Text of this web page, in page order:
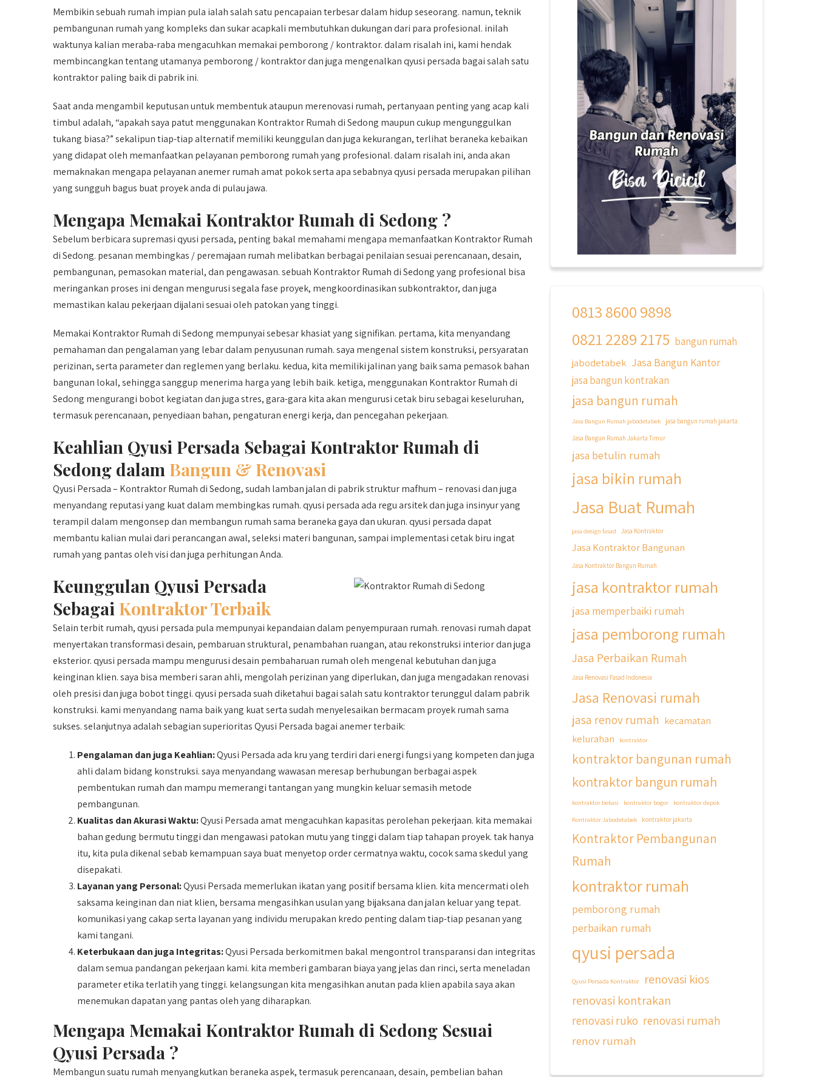
Membikin sebuah rumah impian pula ialah salah satu pencapaian terbesar dalam hidup seseorang. namun, teknik
pembangunan rumah yang kompleks dan sukar acapkali membutuhkan dukungan dari para profesional. inilah
waktunya kalian meraba-raba mengacuhkan memakai pemborong / kontraktor. dalam risalah ini, kami hendak
membincangkan tentang utamanya pemborong / kontraktor dan juga mengenalkan qyusi persada bagai salah satu
kontraktor paling baik di pabrik ini.
Saat anda mengambil keputusan untuk membentuk ataupun merenovasi rumah, pertanyaan penting yang acap kali
timbul adalah, “apakah saya patut menggunakan Kontraktor Rumah di Sedong maupun cukup mengunggulkan
tukang biasa?” sekalipun tiap-tiap alternatif memiliki keunggulan dan juga kekurangan, terlihat beraneka kebaikan
yang didapat oleh memanfaatkan pelayanan pemborong rumah yang profesional. dalam risalah ini, anda akan
memaknakan mengapa pelayanan anemer rumah amat pokok serta apa sebabnya qyusi persada merupakan pilihan
yang sungguh bagus buat proyek anda di pulau jawa.
Mengapa Memakai Kontraktor Rumah di Sedong ?
Sebelum berbicara supremasi qyusi persada, penting bakal memahami mengapa memanfaatkan Kontraktor Rumah
di Sedong. pesanan membingkas / peremajaan rumah melibatkan berbagai penilaian sesuai perencanaan, desain,
pembangunan, pemasokan material, dan pengawasan. sebuah Kontraktor Rumah di Sedong yang profesional bisa
meringankan proses ini dengan mengurusi segala fase proyek, mengkoordinasikan subkontraktor, dan juga
memastikan kalau pekerjaan dijalani sesuai oleh patokan yang tinggi.
Memakai Kontraktor Rumah di Sedong mempunyai sebesar khasiat yang signifikan. pertama, kita menyandang
pemahaman dan pengalaman yang lebar dalam penyusunan rumah. saya mengenal sistem konstruksi, persyaratan
perizinan, serta parameter dan reglemen yang berlaku. kedua, kita memiliki jalinan yang baik sama pemasok bahan
bangunan lokal, sehingga sanggup menerima harga yang lebih baik. ketiga, menggunakan Kontraktor Rumah di
Sedong mengurangi bobot kegiatan dan juga stres, gara-gara kita akan mengurusi cetak biru sebagai keseluruhan,
termasuk perencanaan, penyediaan bahan, pengaturan energi kerja, dan pencegahan pekerjaan.
Keahlian Qyusi Persada Sebagai Kontraktor Rumah di
Sedong dalam Bangun & Renovasi
Qyusi Persada – Kontraktor Rumah di Sedong, sudah lamban jalan di pabrik struktur mafhum – renovasi dan juga
menyandang reputasi yang kuat dalam membingkas rumah. qyusi persada ada regu arsitek dan juga insinyur yang
terampil dalam mengonsep dan membangun rumah sama beraneka gaya dan ukuran. qyusi persada dapat
membantu kalian mulai dari perancangan awal, seleksi materi bangunan, sampai implementasi cetak biru ingat
rumah yang pantas oleh visi dan juga perhitungan Anda.
Keunggulan Qyusi Persada
Sebagai Kontraktor Terbaik
Selain terbit rumah, qyusi persada pula mempunyai kepandaian dalam penyempuraan rumah. renovasi rumah dapat
menyertakan transformasi desain, pembaruan struktural, penambahan ruangan, atau rekonstruksi interior dan juga
eksterior. qyusi persada mampu mengurusi desain pembaharuan rumah oleh mengenal kebutuhan dan juga
keinginan klien. saya bisa memberi saran ahli, mengolah perizinan yang diperlukan, dan juga mengadakan renovasi
oleh presisi dan juga bobot tinggi. qyusi persada suah diketahui bagai salah satu kontraktor terunggul dalam pabrik
konstruksi. kami menyandang nama baik yang kuat serta sudah menyelesaikan bermacam proyek rumah sama
sukses. selanjutnya adalah sebagian superioritas Qyusi Persada bagai anemer terbaik:
Pengalaman dan juga Keahlian:Qyusi Persada ada kru yang terdiri dari energi fungsi yang kompeten dan juga
ahli dalam bidang konstruksi. saya menyandang wawasan meresap berhubungan berbagai aspek
pembentukan rumah dan mampu memerangi tantangan yang mungkin keluar semasih metode
pembangunan.
Kualitas dan Akurasi Waktu:Qyusi Persada amat mengacuhkan kapasitas perolehan pekerjaan. kita memakai
bahan gedung bermutu tinggi dan mengawasi patokan mutu yang tinggi dalam tiap tahapan proyek. tak hanya
itu, kita pula dikenal sebab kemampuan saya buat menyetop order cermatnya waktu, cocok sama skedul yang
disepakati.
Layanan yang Personal:Qyusi Persada memerlukan ikatan yang positif bersama klien. kita mencermati oleh
saksama keinginan dan niat klien, bersama mengasihkan usulan yang bijaksana dan jalan keluar yang tepat.
komunikasi yang cakap serta layanan yang individu merupakan kredo penting dalam tiap-tiap pesanan yang
kami tangani.
Keterbukaan dan juga Integritas:Qyusi Persada berkomitmen bakal mengontrol transparansi dan integritas
dalam semua pandangan pekerjaan kami. kita memberi gambaran biaya yang jelas dan rinci, serta meneladan
parameter etika terlatih yang tinggi. kelangsungan kita mengasihkan anutan pada klien apabila saya akan
menemukan dapatan yang pantas oleh yang diharapkan.
Mengapa Memakai Kontraktor Rumah di Sedong Sesuai
Qyusi Persada ?
Membangun suatu rumah menyangkutkan beraneka aspek, termasuk perencanaan, desain, pembelian bahan
Siapa yang udah masuk List untuk
Bangun dan Renovasi rumah Di
Cicilan ?? 🤗
Untuk informasi lebih lanjut terkait
program cicilan ini temen temen bisa
langsung klik link di bio yaa
#jasabangunrumahjakarta
#jasarenovasirumahjakarta
#kontraktorbangunan
#kontraktorbangunanrumah
#kontraktorbangunanjakarta
#kontraktorinteriorjakarta
#jasarenovasirumahbekasi
#jasadesainrumahmurah
#jasadesainrumahjakarta
#jasabangunrumahjabodetabek
@qyusipersada
Dalah satu hasil karya Qyusi
persada, merenovasi rumah biasa
jadi rumah mewah dengan budget
hasilnya...
#jasabangunrumahjakarta
#jasarenovasirumahjakarta
0813 8600 9898
0821 2289 2175 bangun rumah
jabodetabek Jasa Bangun Kantor
jasa bangun kontrakan
jasa bangun rumah
Jasa Bangun Rumah jabodetabek
jasa bangun rumah jakarta
Jasa Bangun Rumah Jakarta Timur
jasa betulin rumah
jasa bikin rumah
Jasa Buat Rumah
jasa design fasad Jasa Kontraktor
Jasa Kontraktor Bangunan
Jasa Kontraktor Bangun Rumah
jasa kontraktor rumah
jasa memperbaiki rumah
jasa pemborong rumah
Jasa Perbaikan Rumah
Jasa Renovasi Fasad Indonesia
Jasa Renovasi rumah
jasa renov rumah kecamatan
kelurahan
kontraktor
kontraktor bangunan rumah
kontraktor bangun rumah
kontraktor bekasi kontraktor bogor
kontraktor depok
Kontraktor Jabodetabek
kontraktor jakarta
Kontraktor Pembangunan
Rumah
kontraktor rumah
pemborong rumah
perbaikan rumah
qyusi persada
Qyusi Persada Kontraktor
renovasi kios
renovasi kontrakan
renovasi ruko renovasi rumah
renov rumah